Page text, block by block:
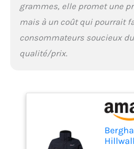
Idéal
ou les
semaine
s'est
des
nous
marque
grammes, elle promet une
mais à un coût qui pourrait
consommateurs soucieux
qualité/prix.